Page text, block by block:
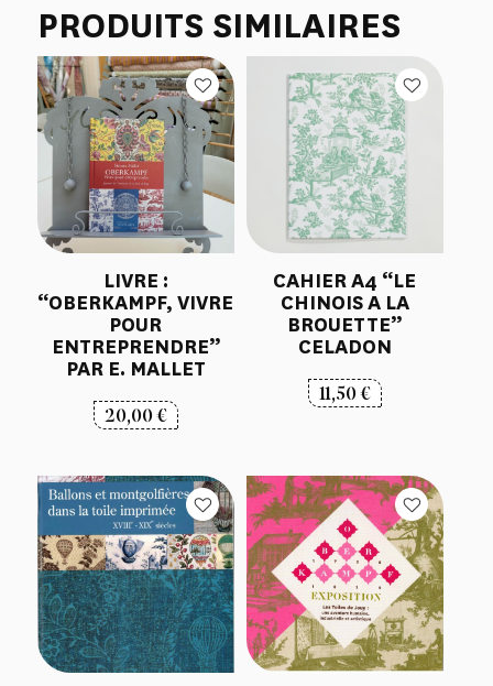
PRODUITS SIMILAIRES
LIVRE :
“OBERKAMPF, VIVRE
POUR
ENTREPRENDRE”
PAR E. MALLET
20,00€
CAHIER A4 “LE
CHINOIS A LA
BROUETTE”
CELADON
11,50€